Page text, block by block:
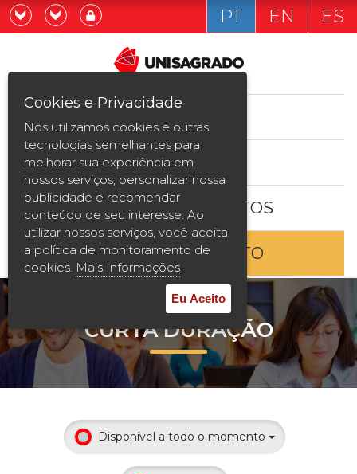
Graduação
Pós-graduação e MBA
Curta Duração
Vestibular
2ª Graduação
Transferência
Reingresso
Prouni
Desconto de pontualidade
Já sou estudande
Quero ser estudante
PT EN ES
ESTUDE AQUI
BOLSAS E DESCONTOS
ENTRE EM CONTATO
CURTA DURAÇÃO
Disponível a todo o momento
Cookies e Privacidade
Nós utilizamos cookies e outras
tecnologias semelhantes para
melhorar sua experiência em
nossos serviços, personalizar nossa
publicidade e recomendar
conteúdo de seu interesse. Ao
utilizar nossos serviços, você aceita
a política de monitoramento de
cookies. Mais Informações
Eu Aceito